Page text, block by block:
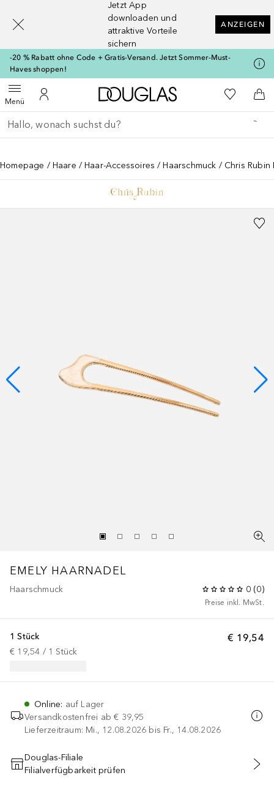
Jetzt App
downloaden und
attraktive Vorteile
sichern
ANZEIGEN
-20 % Rabatt ohne Code + Gratis-Versand. Jetzt Sommer-Must-
Haves shoppen!
MenüMenü öffnenZu Meinem Kundenkonto
Zur Douglas Startseite
Zu Meiner
Gehe zurück
Suche ausführen
Homepage Haare Haar-Accessoires Haarschmuck Chris Rubin
EMELY HAARNADEL
Haarschmuck 0 (0)
Preise inkl. MwSt.
€ 19,54
1 Stück
€ 19,54 / 1 Stück
Online: auf Lager
Versandkostenfrei ab € 39,95
Lieferzeitraum: Mi., 12.08.2026 bis Fr., 14.08.2026
IN DEN WARENKORB
Douglas-Filiale
Filialverfügbarkeit prüfen
[navigation.slideout.screenreader]